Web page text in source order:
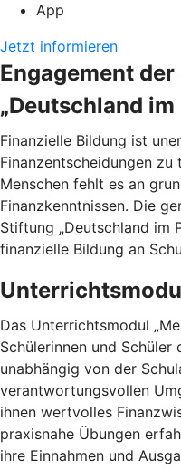
App
Jetzt informieren
Engagement
„Deutschland im
Finanzielle Bildung ist
Finanzentscheidungen
Menschen fehlt es an
Finanzkenntnissen. Die
Stiftung „Deutschland im
finanzielle Bildung an
Das Unterrichtsmodul
Schülerinnen und
unabhängig von der
verantwortungsvollen
ihnen wertvolles
praxisnahe Übungen
ihre Einnahmen und